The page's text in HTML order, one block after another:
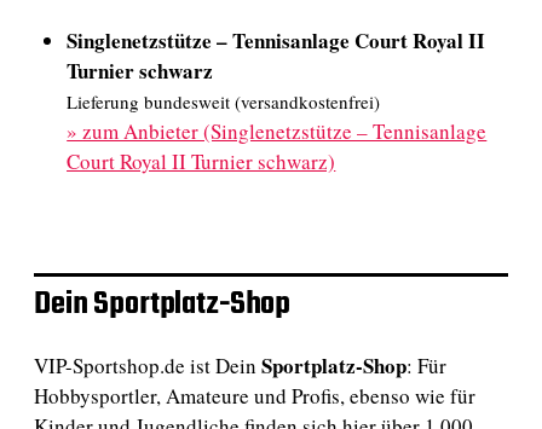
Singlenetzstütze – Tennisanlage Court Royal II
Turnier schwarz
Lieferung bundesweit (versandkostenfrei)
»zum Anbieter (Singlenetzstütze – Tennisanlage
Court Royal II Turnier schwarz)
Dein Sportplatz-Shop
VIP-Sportshop.de ist Dein Sportplatz-Shop: Für
Hobbysportler, Amateure und Profis, ebenso wie für